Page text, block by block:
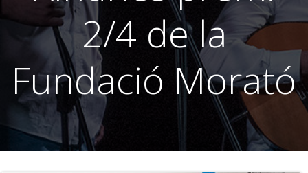
2/4 de la
Fundació Morató